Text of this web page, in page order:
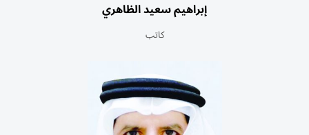
إبراهيم سعيد الظاهري
كاتب